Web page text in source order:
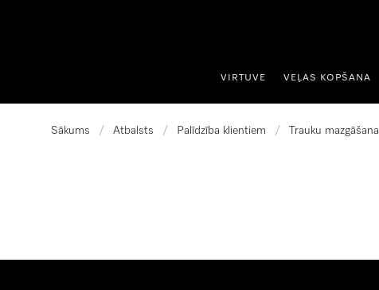
VIRTUVE VEĻAS KOPŠANA
Sākums / Atbalsts / Palīdzība klientiem / Trauku mazgāšana